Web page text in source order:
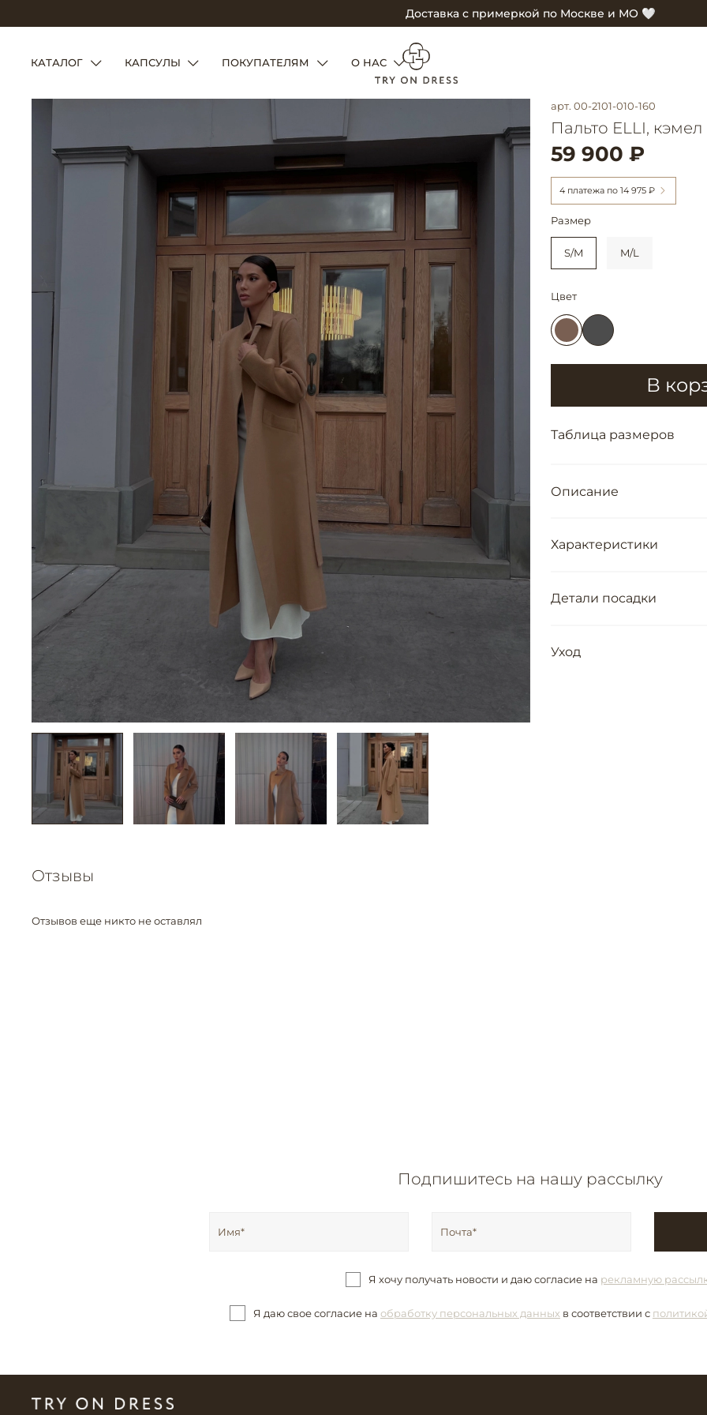
Доставка с примеркой по Москве и МО 🤍
КАТАЛОГ КАПСУЛЫ ПОКУПАТЕЛЯМ О НАС
арт. 00-2101-010-160
Пальто ELLI, кэмел
59 900 ₽
4 платежа по 14 975 ₽
В
Размер
S/M M/L
Цвет
Таблица размеров
Описание
Характеристики
Детали посадки
Уход
Отзывы
Отзывов еще никто не оставлял
Подпишитесь на нашу рассылку
Я хочу получать новости и даю согласие на рекламную
Я даю свое согласие на обработку персональных данных в соответствии с